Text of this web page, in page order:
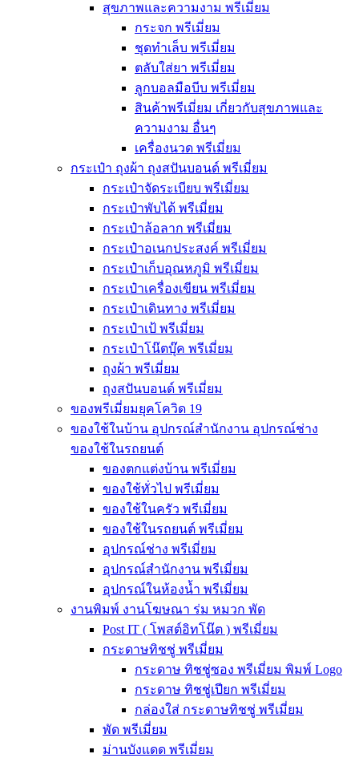
สุขภาพและความงาม พรีเมี่ยม
กระจก พรีเมี่ยม
ชุดทำเล็บ พรีเมี่ยม
ตลับใส่ยา พรีเมี่ยม
ลูกบอลมือบีบ พรีเมี่ยม
สินค้าพรีเมี่ยม เกี่ยวกับสุขภาพและ
ความงาม อื่นๆ
เครื่องนวด พรีเมี่ยม
กระเป๋า ถุงผ้า ถุงสปันบอนด์ พรีเมี่ยม
กระเป๋าจัดระเบียบ พรีเมี่ยม
กระเป๋าพับได้ พรีเมี่ยม
กระเป๋าล้อลาก พรีเมี่ยม
กระเป๋าอเนกประสงค์ พรีเมี่ยม
กระเป๋าเก็บอุณหภูมิ พรีเมี่ยม
กระเป๋าเครื่องเขียน พรีเมี่ยม
กระเป๋าเดินทาง พรีเมี่ยม
กระเป๋าเป้ พรีเมี่ยม
กระเป๋าโน๊ตบุ๊ค พรีเมี่ยม
ถุงผ้า พรีเมี่ยม
ถุงสปันบอนด์ พรีเมี่ยม
ของพรีเมี่ยมยุคโควิด 19
ของใช้ในบ้าน อุปกรณ์สำนักงาน อุปกรณ์ช่าง
ของใช้ในรถยนต์
ของตกแต่งบ้าน พรีเมี่ยม
ของใช้ทั่วไป พรีเมี่ยม
ของใช้ในครัว พรีเมี่ยม
ของใช้ในรถยนต์ พรีเมี่ยม
อุปกรณ์ช่าง พรีเมี่ยม
อุปกรณ์สำนักงาน พรีเมี่ยม
อุปกรณ์ในห้องน้ำ พรีเมี่ยม
งานพิมพ์ งานโฆษณา ร่ม หมวก พัด
Post IT ( โพสต์อิทโน๊ต ) พรีเมี่ยม
กระดาษทิชชู่ พรีเมี่ยม
กระดาษ ทิชชู่ซอง พรีเมี่ยม พิมพ์ Logo
กระดาษ ทิชชู่เปียก พรีเมี่ยม
กล่องใส่ กระดาษทิชชู่ พรีเมี่ยม
พัด พรีเมี่ยม
ม่านบังแดด พรีเมี่ยม